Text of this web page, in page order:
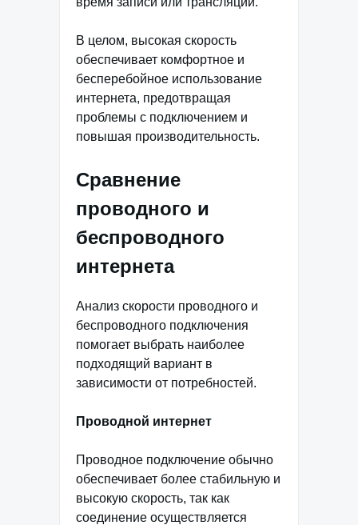
В целом, высокая скорость
обеспечивает комфортное и
бесперебойное использование
интернета, предотвращая
проблемы с подключением и
повышая производительность.
Сравнение
проводного и
беспроводного
интернета
Анализ скорости проводного и
беспроводного подключения
помогает выбрать наиболее
подходящий вариант в
зависимости от потребностей.
Проводной интернет
Проводное подключение обычно
обеспечивает более стабильную и
высокую скорость, так как
соединение осуществляется